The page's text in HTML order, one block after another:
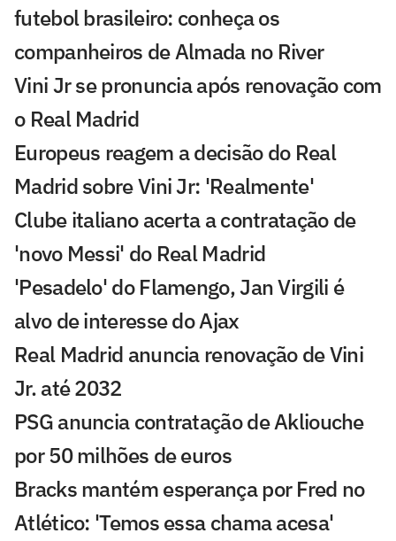
futebol brasileiro: conheça os
companheiros de Almada no River
Vini Jr se pronuncia após renovação com
o Real Madrid
Europeus reagem a decisão do Real
Madrid sobre Vini Jr: 'Realmente'
Clube italiano acerta a contratação de
'novo Messi' do Real Madrid
'Pesadelo' do Flamengo, Jan Virgili é
alvo de interesse do Ajax
Real Madrid anuncia renovação de Vini
Jr. até 2032
PSG anuncia contratação de Akliouche
por 50 milhões de euros
Bracks mantém esperança por Fred no
Atlético: 'Temos essa chama acesa'